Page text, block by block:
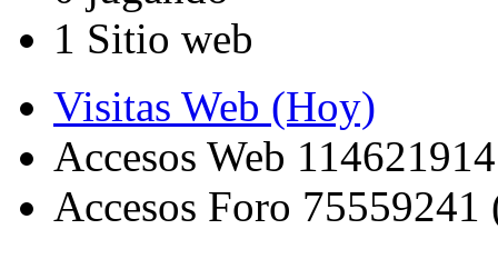
1 Sitio web
Visitas Web (Hoy)
Accesos Web
Accesos Foro 75559241